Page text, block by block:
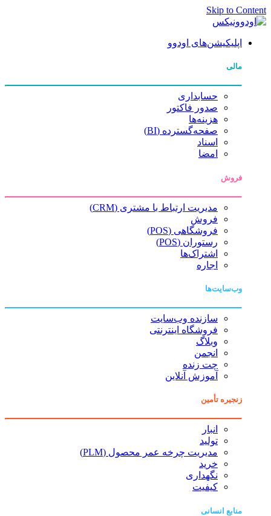
Skip to Content
اپلیکیشن‌های اودوو
مالی
حسابداری
صدور فاکتور
هزینه‌ها
صفحه‌گسترده (BI)
اسناد
امضا
فروش
مدیریت ارتباط با مشتری (CRM)
فروش
فروشگاهی (POS)
رستوران (POS)
اشتراک‌ها
اجاره
وب‌سایت‌ها
سازنده وب‌سایت
فروشگاه اینترنتی
وبلاگ
انجمن
چت زنده
آموزش آنلاین
زنجیره تأمین
انبار
تولید
مدیریت چرخه عمر محصول (PLM)
خرید
نگهداری
کیفیت
منابع انسانی